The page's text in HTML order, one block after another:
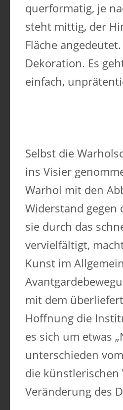
querformatig, je
steht mittig, der
Fläche
Dekoration. Es
einfach,
Selbst die
ins Visier
Warhol mit den
Widerstand
sie durch das
vervielfältigt,
Kunst im
mit dem
Hoffnung die
es sich um etwas
unterschieden
die künstlerischen
Veränderung des